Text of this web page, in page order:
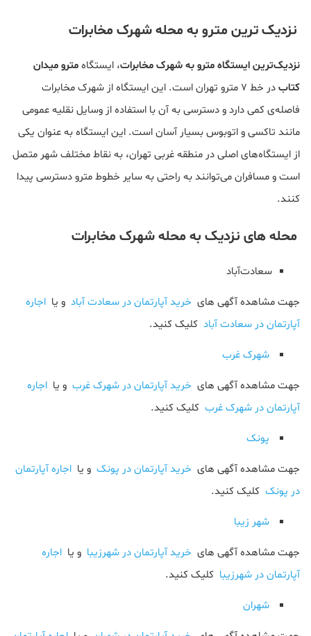
نزدیک ترین مترو به محله شهرک مخابرات
نزدیک‌ترین ایستگاه مترو به شهرک مخابرات، ایستگاهمترو میدان
کتاب
در خط ۷ مترو تهران است. این ایستگاه از شهرک مخابرات
فاصله‌ی کمی دارد و دسترسی به آن با استفاده از وسایل نقلیه عمومی
مانند تاکسی و اتوبوس بسیار آسان است. این ایستگاه به عنوان یکی
از ایستگاه‌های اصلی در منطقه غربی تهران، به نقاط مختلف شهر متصل
است و مسافران می‌توانند به راحتی به سایر خطوط مترو دسترسی پیدا
کنند.
محله های نزدیک به محله شهرک مخابرات
سعادت‌آباد
جهت مشاهده آگهی های خرید آپارتمان در سعادت آباد و یا اجاره
آپارتمان در سعادت آباد کلیک کنید.
شهرک غرب
جهت مشاهده آگهی های خرید آپارتمان در شهرک غرب و یا اجاره
آپارتمان در شهرک غرب کلیک کنید.
پونک
جهت مشاهده آگهی های خرید آپارتمان در پونک و یا اجاره آپارتمان
در پونک کلیک کنید.
شهر زیبا
جهت مشاهده آگهی های خرید آپارتمان در شهرزیبا و یا اجاره
آپارتمان در شهرزیبا کلیک کنید.
شهران